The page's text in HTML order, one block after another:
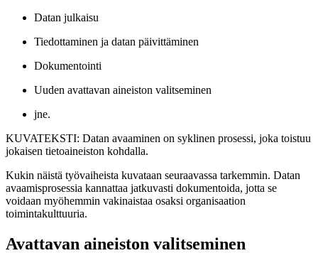
Datan julkaisu
Tiedottaminen ja datan päivittäminen
Dokumentointi
Uuden avattavan aineiston valitseminen
jne.
KUVATEKSTI: Datan avaaminen on syklinen prosessi, joka toistuu
jokaisen tietoaineiston kohdalla.
Kukin näistä työvaiheista kuvataan seuraavassa tarkemmin. Datan
avaamisprosessia kannattaa jatkuvasti dokumentoida, jotta se
voidaan myöhemmin vakinaistaa osaksi organisaation
toimintakulttuuria.
Avattavan aineiston valitseminen